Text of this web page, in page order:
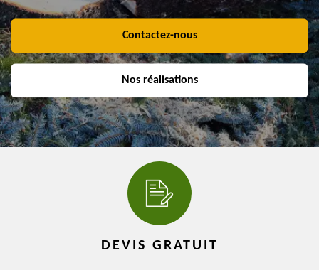
Contactez-nous
Nos réalisations
DEVIS GRATUIT